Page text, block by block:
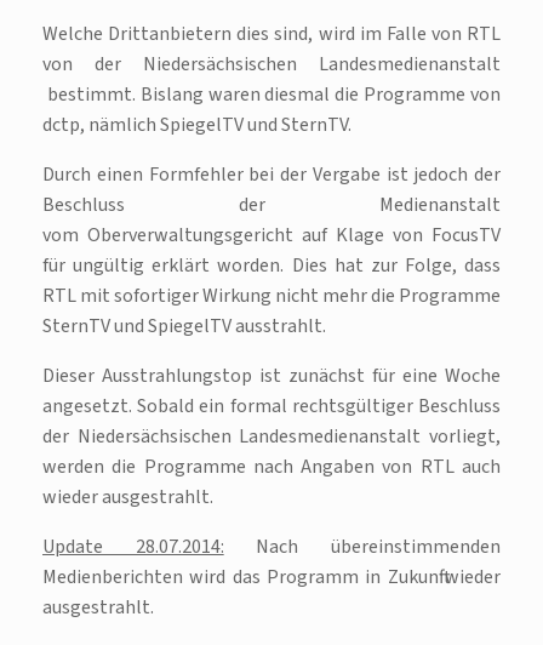
Welche Drittanbietern dies sind, wird im Falle von RTL
von der Niedersächsischen Landesmedienanstalt
bestimmt. Bislang waren diesmal die Programme von
dctp, nämlich SpiegelTV und SternTV.
Durch einen Formfehler bei der Vergabe ist jedoch der
Beschluss der Medienanstalt
vom Oberverwaltungsgericht auf Klage von FocusTV
für ungültig erklärt worden. Dies hat zur Folge, dass
RTL mit sofortiger Wirkung nicht mehr die Programme
SternTV und SpiegelTV ausstrahlt.
Dieser Ausstrahlungstop ist zunächst für eine Woche
angesetzt. Sobald ein formal rechtsgültiger Beschluss
der Niedersächsischen Landesmedienanstalt vorliegt,
werden die Programme nach Angaben von RTL auch
wieder ausgestrahlt.
Update 28.07.2014: Nach übereinstimmenden
Medienberichten wird das Programm in Zukunft wieder
ausgestrahlt.